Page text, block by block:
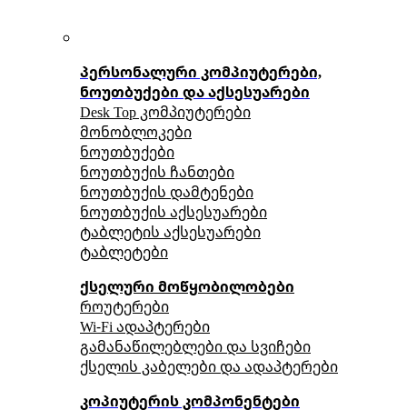
პერსონალური კომპიუტერები,
ნოუთბუქები და აქსესუარები
Desk Top კომპიუტერები
მონობლოკები
ნოუთბუქები
ნოუთბუქის ჩანთები
ნოუთბუქის დამტენები
ნოუთბუქის აქსესუარები
ტაბლეტის აქსესუარები
ტაბლეტები
ქსელური მოწყობილობები
როუტერები
Wi-Fi ადაპტერები
გამანაწილებლები და სვიჩები
ქსელის კაბელები და ადაპტერები
კოპიუტერის კომპონენტები